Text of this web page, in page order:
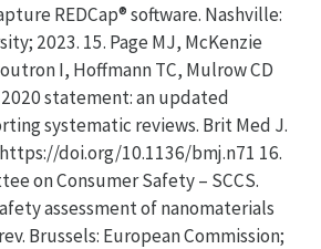
REDCap® software. Nashville:
2023. 15. Page MJ, McKenzie
I, Hoffmann TC, Mulrow CD
2020 statement: an updated
systematic reviews. Brit Med J.
doi.org/10.1136/bmj.n71 16.
on Consumer Safety – SCCS.
assessment of nanomaterials
Brussels: European Commission;